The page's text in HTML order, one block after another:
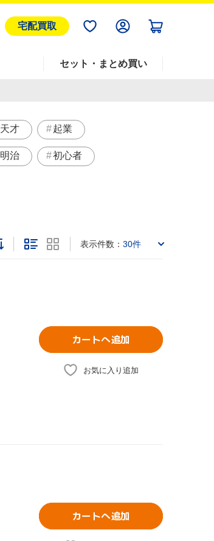
宅配買取
セット・まとめ買い
天才 起業
明治 初心者
表示件数： 30件
カートへ追加
お気に入り追加
カートへ追加